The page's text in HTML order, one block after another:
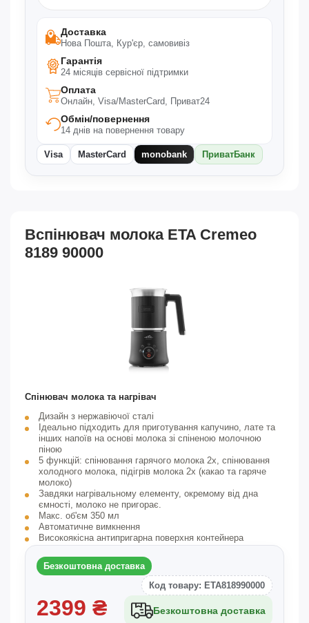
Розміри упаковки:
Ширина: 15,1 см
Висота: 18,0 см
Глибина: 14,8 см
Вага: 0,92 кг
Доставка
Нова Пошта, Кур'єр, самовивіз
Гарантія
24 місяців сервісної підтримки
Оплата
Онлайн, Visa/MasterCard, Приват24
Обмін/повернення
14 днів на повернення товару
Visa MasterCard monobank ПриватБанк
Вспінювач молока ETA Cremeo
8189 90000
Спінювач молока та нагрівач
Дизайн з нержавіючої сталі
Ідеально підходить для приготування капучино, лате та
інших напоїв на основі молока зі спіненою молочною
піною
5 функцій: спінювання гарячого молока 2x, спінювання
холодного молока, підігрів молока 2x (какао та гаряче
молоко)
Завдяки нагрівальному елементу, окремому від дна
ємності, молоко не пригорає.
Макс. об'єм 350 мл
Автоматичне вимкнення
Високоякісна антипригарна поверхня контейнера
Знімна кришка для легкого наливання молока
Тепловий захист та захист від відсутності контейнера
Сигналізація світлофора
Простір у основі для змотування шнура живлення
Довжина кабелю живлення 0,7 м
Споживана потужність 500 Вт
Не класифікується:
Безкоштовна доставка
Код товару: ETA818990000
2399 ₴ Безкоштовна доставка